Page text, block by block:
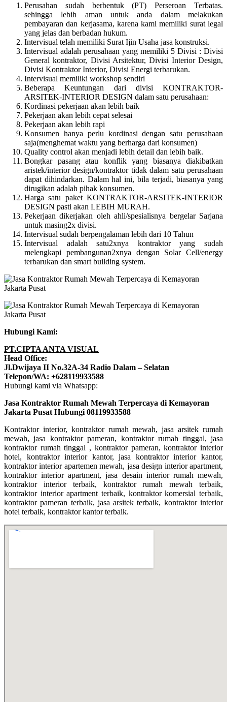
Perusahan sudah berbentuk (PT) Perseroan Terbatas.
sehingga lebih aman untuk anda dalam melakukan
pembayaran dan kerjasama, karena kami memiliki surat legal
yang jelas dan berbadan hukum.
Intervisual telah memiliki Surat Ijin Usaha jasa konstruksi.
Intervisual adalah perusahaan yang memiliki 5 Divisi : Divisi
General kontraktor, Divisi Arsitektur, Divisi Interior Design,
Divisi Kontraktor Interior, Divisi Energi terbarukan.
Intervisual memiliki workshop sendiri
Beberapa Keuntungan dari divisi KONTRAKTOR-
ARSITEK-INTERIOR DESIGN dalam satu perusahaan:
Kordinasi pekerjaan akan lebih baik
Pekerjaan akan lebih cepat selesai
Pekerjaan akan lebih rapi
Konsumen hanya perlu kordinasi dengan satu perusahaan
saja(menghemat waktu yang berharga dari konsumen)
Quality control akan menjadi lebih detail dan lebih baik.
Bongkar pasang atau konflik yang biasanya diakibatkan
aristek/interior design/kontraktor tidak dalam satu perusahaan
dapat dihindarkan. Dalam hal ini, bila terjadi, biasanya yang
dirugikan adalah pihak konsumen.
Harga satu paket KONTRAKTOR-ARSITEK-INTERIOR
DESIGN pasti akan LEBIH MURAH.
Pekerjaan dikerjakan oleh ahli/spesialisnya bergelar Sarjana
untuk masing2x divisi.
Intervisual sudah berpengalaman lebih dari 10 Tahun
Intervisual adalah satu2xnya kontraktor yang sudah
melengkapi pembangunan2xnya dengan Solar Cell/energy
terbarukan dan smart building system.
Hubungi Kami:
PT.CIPTA ANTA VISUAL
Head Office:
Jl.Dwijaya II No.32A-34 Radio Dalam – Selatan
Telepon/WA: +628119933588
Hubungi kami via Whatsapp:
Jasa Kontraktor Rumah Mewah Terpercaya di Kemayoran
Jakarta Pusat Hubungi 08119933588
Kontraktor interior, kontraktor rumah mewah, jasa arsitek rumah
mewah, jasa kontraktor pameran, kontraktor rumah tinggal, jasa
kontraktor rumah tinggal , kontraktor pameran, kontraktor interior
hotel, kontraktor interior kantor, jasa kontraktor interior kantor,
kontraktor interior apartemen mewah, jasa design interior apartment,
kontraktor interior apartment, jasa desain interior rumah mewah,
kontraktor interior terbaik, kontraktor rumah mewah terbaik,
kontraktor interior apartment terbaik, kontraktor komersial terbaik,
kontraktor pameran terbaik, jasa arsitek terbaik, kontraktor interior
hotel terbaik, kontraktor kantor terbaik.